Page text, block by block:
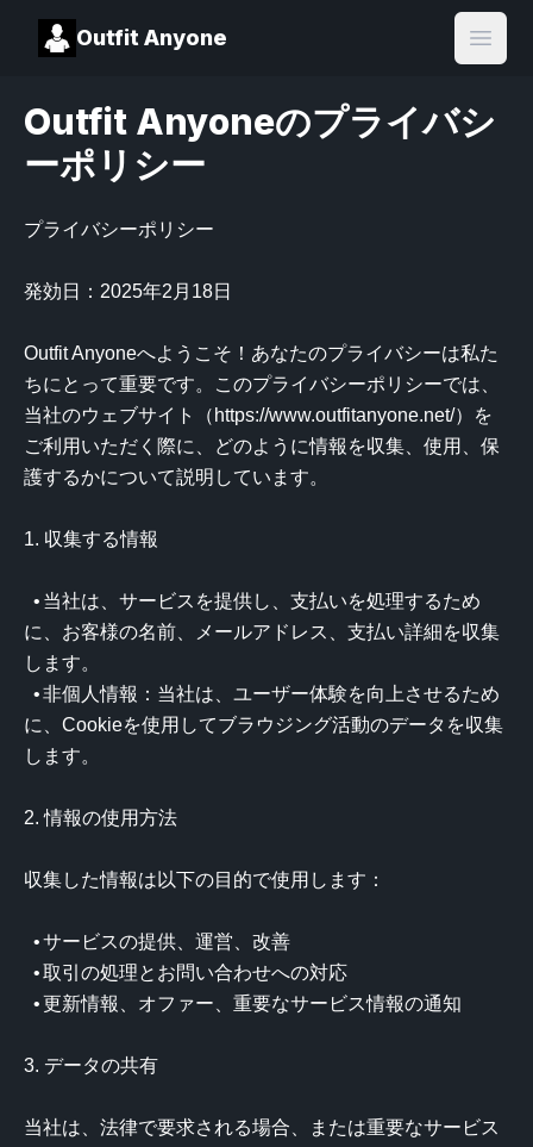
Outfit Anyone
Open
Outfit Anyoneのプライバシ
ーポリシー
プライバシーポリシー
発効日：2025年2月18日
Outfit Anyoneへようこそ！あなたのプライバシーは私た
ちにとって重要です。このプライバシーポリシーでは、
当社のウェブサイト（https://www.outfitanyone.net/）を
ご利用いただく際に、どのように情報を収集、使用、保
護するかについて説明しています。
1. 収集する情報
に、お客様の名前、メールアドレス、支払い詳細を収集
します。
に、Cookieを使用してブラウジング活動のデータを収集
します。
2. 情報の使用方法
収集した情報は以下の目的で使用します：
3. データの共有
当社は、法律で要求される場合、または重要なサービス